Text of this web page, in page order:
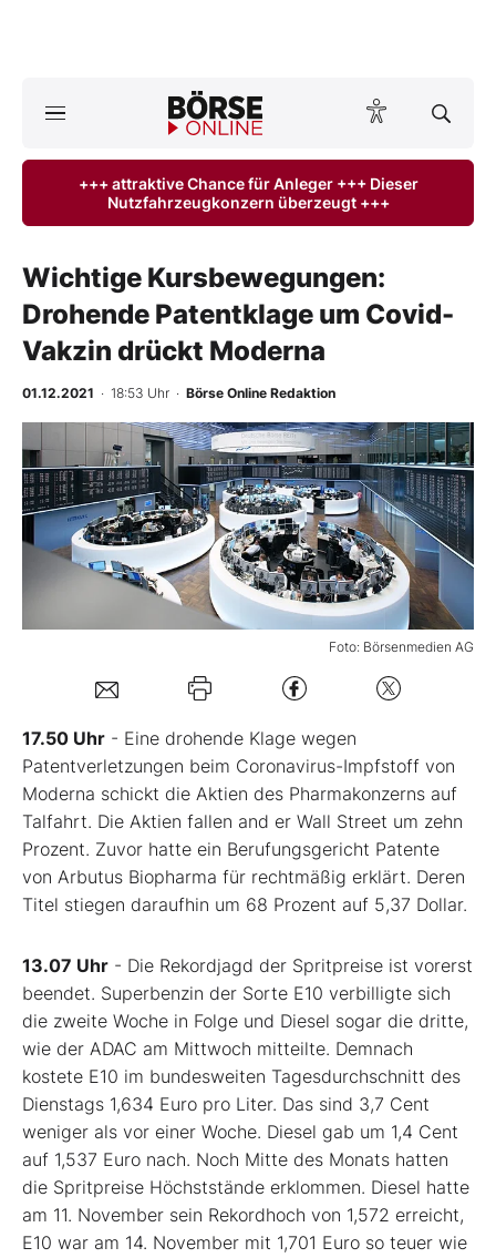
ktuelle Ausgabe BÖRSE ONLINE lesen
Anlageprodukte
Finanz-Check
BO-Musterdepots
Experten
Mein B:O
Folgen Sie uns
Kontakt
+++ attraktive Chance für Anleger +++ Dieser
Nutzfahrzeugkonzern überzeugt +++
Wichtige Kursbewegungen:
Drohende Patentklage um Covid-
Vakzin drückt Moderna
01.12.2021 · 18:53 Uhr · Börse Online Redaktion
Foto: Börsenmedien AG
17.50 Uhr - Eine drohende Klage wegen
Patentverletzungen beim Coronavirus-Impfstoff von
Moderna schickt die Aktien des Pharmakonzerns auf
Talfahrt. Die Aktien fallen and er Wall Street um zehn
Prozent. Zuvor hatte ein Berufungsgericht Patente
von Arbutus Biopharma für rechtmäßig erklärt. Deren
Titel stiegen daraufhin um 68 Prozent auf 5,37 Dollar.
13.07 Uhr - Die Rekordjagd der Spritpreise ist vorerst
beendet. Superbenzin der Sorte E10 verbilligte sich
die zweite Woche in Folge und Diesel sogar die dritte,
wie der ADAC am Mittwoch mitteilte. Demnach
kostete E10 im bundesweiten Tagesdurchschnitt des
Dienstags 1,634 Euro pro Liter. Das sind 3,7 Cent
weniger als vor einer Woche. Diesel gab um 1,4 Cent
auf 1,537 Euro nach. Noch Mitte des Monats hatten
die Spritpreise Höchststände erklommen. Diesel hatte
am 11. November sein Rekordhoch von 1,572 erreicht,
E10 war am 14. November mit 1,701 Euro so teuer wie